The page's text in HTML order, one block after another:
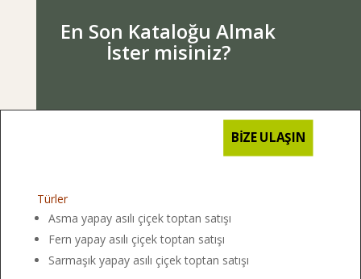
En Son Kataloğu Almak
İster misiniz?
BİZE ULAŞIN
Türler
Asma yapay asılı çiçek toptan satışı
Fern yapay asılı çiçek toptan satışı
Sarmaşık yapay asılı çiçek toptan satışı